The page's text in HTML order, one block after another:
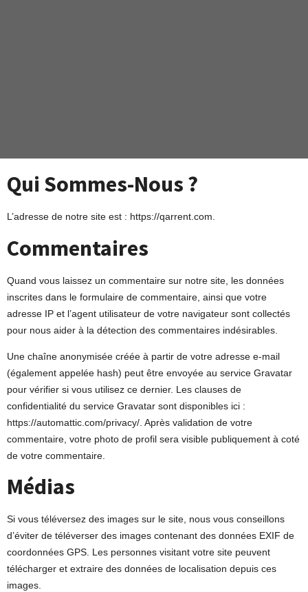
Qui Sommes-Nous ?
L’adresse de notre site est : https://qarrent.com.
Commentaires
Quand vous laissez un commentaire sur notre site, les données
inscrites dans le formulaire de commentaire, ainsi que votre
adresse IP et l’agent utilisateur de votre navigateur sont collectés
pour nous aider à la détection des commentaires indésirables.
Une chaîne anonymisée créée à partir de votre adresse e-mail
(également appelée hash) peut être envoyée au service Gravatar
pour vérifier si vous utilisez ce dernier. Les clauses de
confidentialité du service Gravatar sont disponibles ici :
https://automattic.com/privacy/. Après validation de votre
commentaire, votre photo de profil sera visible publiquement à coté
de votre commentaire.
Médias
Si vous téléversez des images sur le site, nous vous conseillons
d’éviter de téléverser des images contenant des données EXIF de
coordonnées GPS. Les personnes visitant votre site peuvent
télécharger et extraire des données de localisation depuis ces
images.